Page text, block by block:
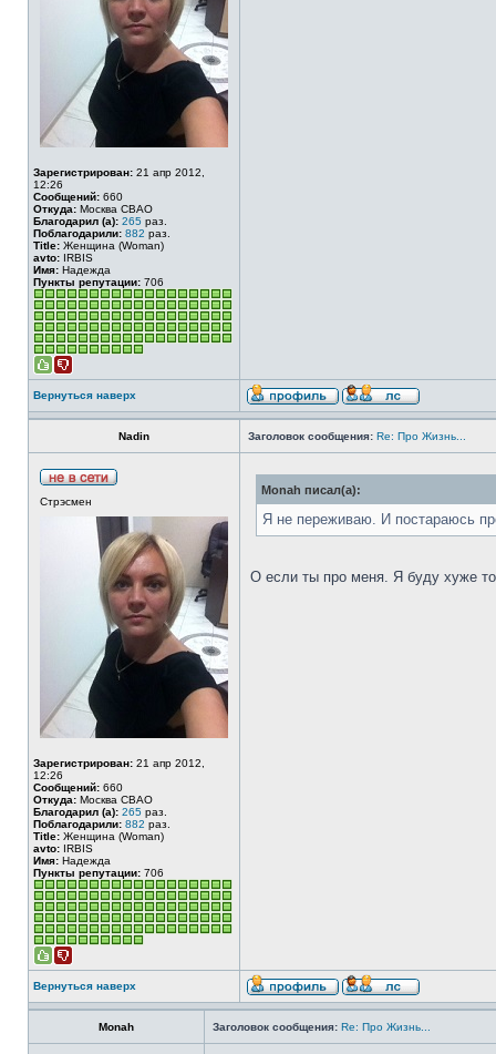
Зарегистрирован: 21 апр 2012,
12:26
Сообщений: 660
Откуда: Москва СВАО
Благодарил (а): 265 раз.
Поблагодарили: 882 раз.
Title: Женщина (Woman)
avto: IRBIS
Имя: Надежда
Пункты репутации: 706
Вернуться наверх
Nadin Заголовок сообщения: Re: Про Жизнь...
Стрэсмен
Зарегистрирован: 21 апр 2012,
12:26
Сообщений: 660
Откуда: Москва СВАО
Благодарил (а): 265 раз.
Поблагодарили: 882 раз.
Title: Женщина (Woman)
avto: IRBIS
Имя: Надежда
Пункты репутации: 706
Monah писал(а):
Я не переживаю. И постараюсь
О если ты про меня. Я буду хуже
Вернуться наверх
Monah Заголовок сообщения: Re: Про Жизнь...